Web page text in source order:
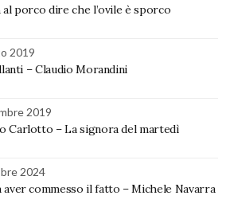
al porco dire che l’ovile è sporco
2019
– Claudio Morandini
2019
Carlotto – La signora del martedì
2024
aver commesso il fatto – Michele Navarra